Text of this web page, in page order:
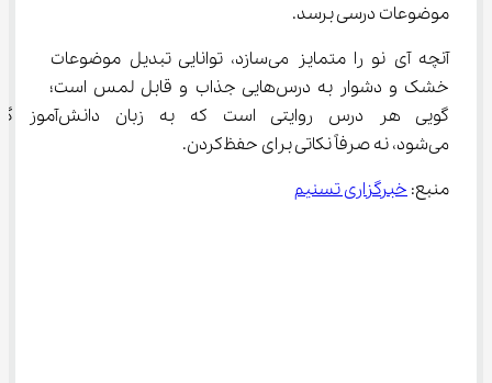
موضوعات درسی برسد.
آنچه آی نو را متمایز می‌سازد، توانایی تبدیل موضوعات
خشک و دشوار به درس‌هایی جذاب و قابل لمس است؛
گویی هر درس روایتی است که به
می‌شود، نه صرفاً نکاتی برای حفظ‌کردن.
منبع: خبرگزاری تسنیم